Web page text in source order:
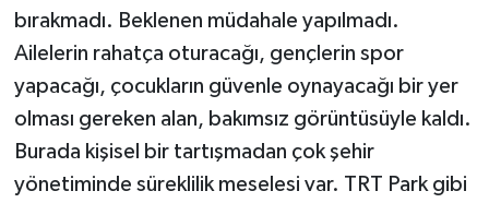
bırakmadı. Beklenen müdahale yapılmadı.
Ailelerin rahatça oturacağı, gençlerin spor
yapacağı, çocukların güvenle oynayacağı bir yer
olması gereken alan, bakımsız görüntüsüyle kaldı.
Burada kişisel bir tartışmadan çok şehir
yönetiminde süreklilik meselesi var. TRT Park gibi